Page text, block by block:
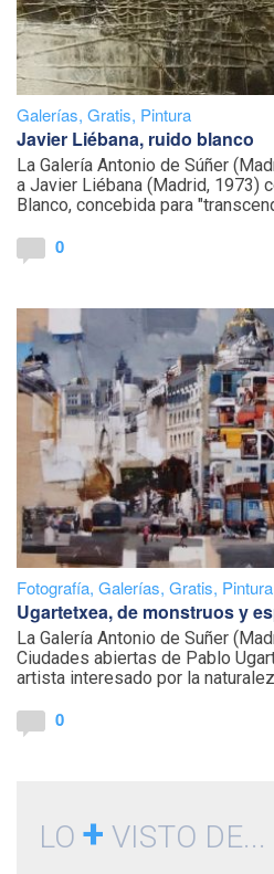
Galerías, Gratis, Pintura
Javier Liébana, ruido blanco
La Galería Antonio de Súñer
a Javier Liébana (Madrid, 1973)
Blanco, concebida para
0
Fotografía, Galerías, Gratis, Pintura
Ugartetxea, de monstruos y
La Galería Antonio de Suñer
Ciudades abiertas de Pablo
artista interesado por la
0
LO + VISTO DE...